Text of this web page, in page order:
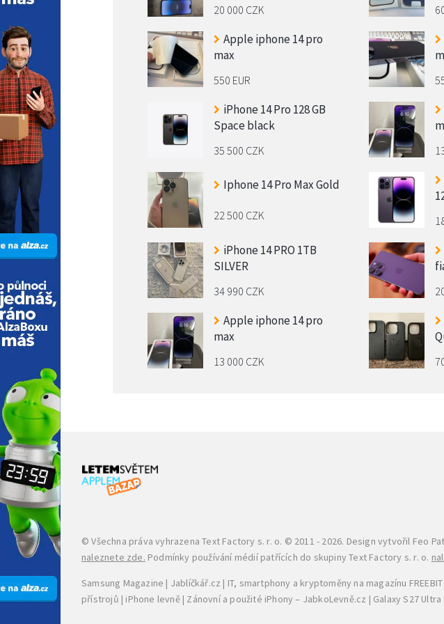
20 000 CZK
Apple iphone 14 pro
max
550 EUR
iPhone 14 Pro 128 GB
Space black
35 500 CZK
Iphone 14 Pro Max Gold
22 500 CZK
iPhone 14 PRO 1TB
SILVER
34 990 CZK
Apple iphone 14 pro
max
13 000 CZK
© Všechna práva vyhrazenaText Factory s. r. o. © 2011 - 2026. Design vytvořil Feo
naleznete zde. Podmínky používání médií patřících do skupiny Text Factory s. r. o.
Samsung Magazine | Jablíčkář.cz | IT, smartphony a kryptoměny na magazínu FREEBIT
přístrojů | iPhone levně| Zánovní a použité iPhony – JabkoLevně.cz | Galaxy S27 Ultra